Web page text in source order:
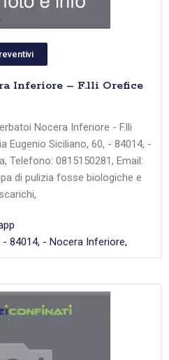
Inferiore – F.lli Orefice
Nocera Inferiore - F.lli
Eugenio Siciliano, 60, - 84014, -
Telefono: 0815150281, Email:
di pulizia fosse biologiche e
- 84014, - Nocera Inferiore,